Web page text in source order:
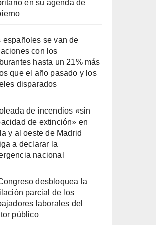
en su agenda de
españoles se van de
con los
hasta un 21% más
que el año pasado y los
disparados
de incendios «sin
de extinción» en
y al oeste de Madrid
a declarar la
nacional
desbloquea la
parcial de los
laborales del
público